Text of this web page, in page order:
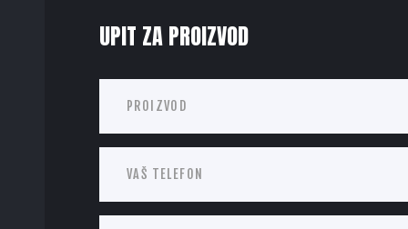
UPIT ZA PROIZVOD